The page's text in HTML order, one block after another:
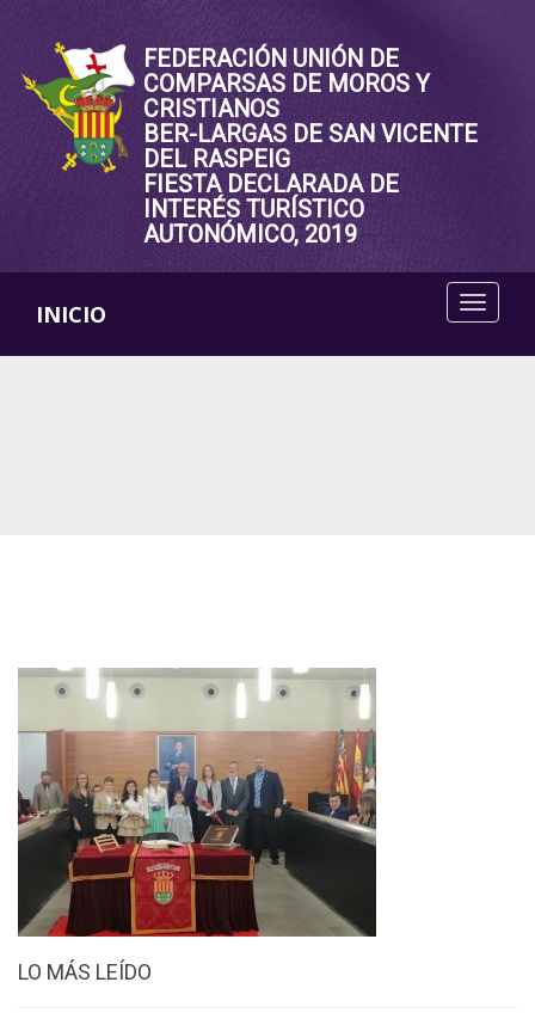
FEDERACIÓN UNIÓN DE
COMPARSAS DE MOROS Y
CRISTIANOS
BER-LARGAS DE SAN VICENTE
DEL RASPEIG
FIESTA DECLARADA DE
INTERÉS TURÍSTICO
AUTONÓMICO, 2019
INICIO
LO MÁS LEÍDO